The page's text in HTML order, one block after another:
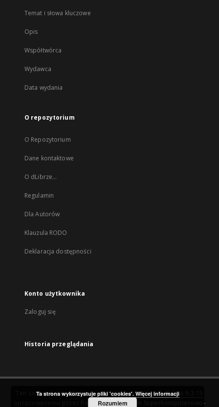
Temat i słowa kluczowe
Opis
Współtwórca
Wydawca
Data wydania
O repozytorium
O Repozytorium
Dane kontaktowe
O dLibrze...
Regulamin
Dla Autorów
Klauzula RODO
Deklaracja dostępności
Konto użytkownika
Zaloguj się
Historia przeglądania
Ten serwis działa dzięki oprogramowaniuDInGO dLibra 6.3.15
Poznańskie Centrum Superkomputerowo-
Ta strona wykorzystuje pliki 'cookies'. Więcej informacji
Rozumiem